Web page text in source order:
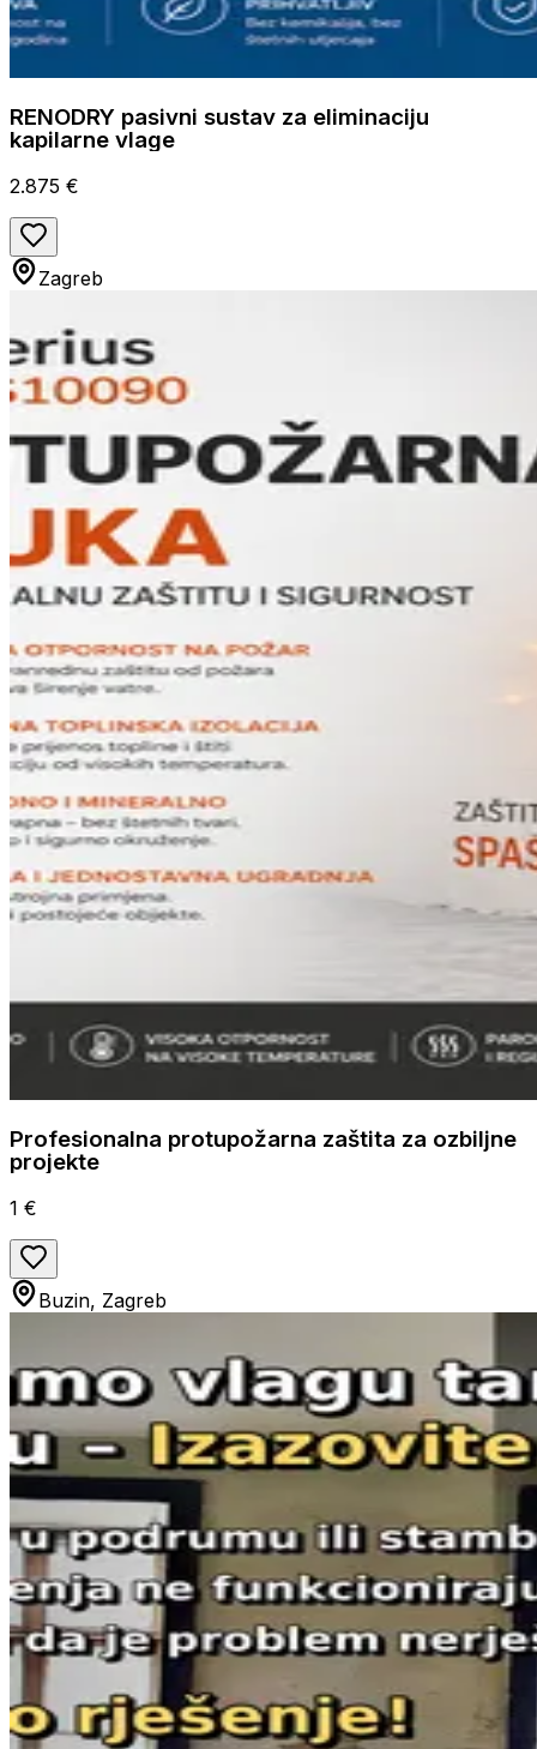
RENODRY pasivni sustav za eliminaciju
kapilarne vlage
2.875 €
Zagreb
Profesionalna protupožarna zaštita za ozbiljne
projekte
1 €
Buzin, Zagreb